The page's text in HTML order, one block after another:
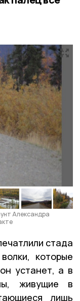
Александра
стада
которые
устанет, а в
живущие в
лишь